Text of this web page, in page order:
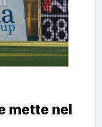
mette nel